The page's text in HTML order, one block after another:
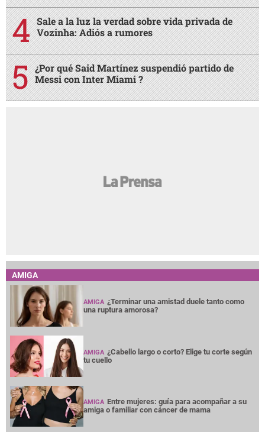
Sale a la luz la verdad sobre vida privada de
Vozinha: Adiós a rumores
¿Por qué Said Martínez suspendió partido de
Messi con Inter Miami ?
AMIGA
AMIGA ¿Terminar una amistad duele tanto como
una ruptura amorosa?
AMIGA ¿Cabello largo o corto? Elige tu corte según
tu cuello
AMIGA Entre mujeres: guía para acompañar a su
amiga o familiar con cáncer de mama